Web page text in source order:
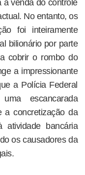
a venda do controle
No entanto, os
foi inteiramente
bilionário por parte
cobrir o rombo do
a impressionante
a Polícia Federal
escancarada
a concretização da
atividade bancária
os causadores da